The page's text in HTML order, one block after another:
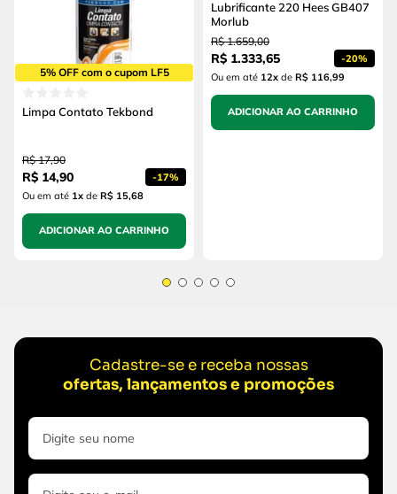
5% OFF com o cupom LF5
Limpa Contato Tekbond
R$ 17,90
R$ 14,90 -17%
Ou em até 1x de R$ 15,68
ADICIONAR AO CARRINHO
Lubrificante 220 Hees GB407
Morlub
R$ 1.659,00
R$ 1.333,65 -20%
Ou em até 12x de R$ 116,99
ADICIONAR AO CARRINHO
Cadastre-se e receba nossas
ofertas, lançamentos e promoções